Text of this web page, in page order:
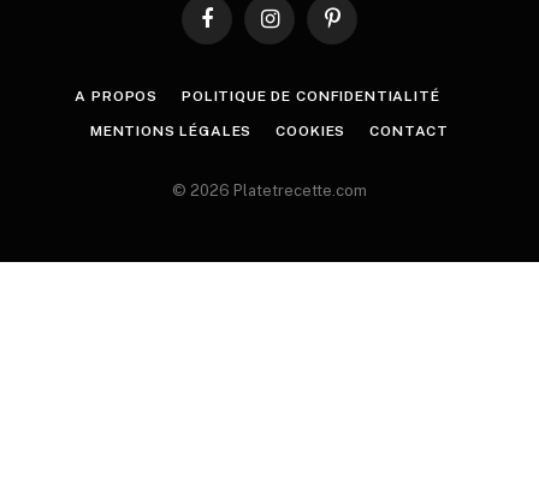
FacebookInstagramPinterest
A PROPOS POLITIQUE DE CONFIDENTIALITÉ
MENTIONS LÉGALES COOKIES CONTACT
© 2026 Platetrecette.com